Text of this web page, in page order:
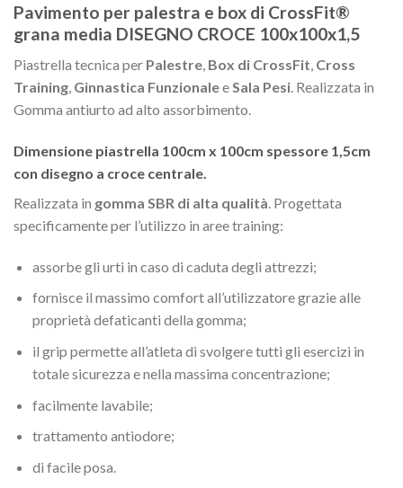
Pavimento per palestra e box di CrossFit®
grana media DISEGNO CROCE 100x100x1,5
Piastrella tecnica per Palestre, Box di CrossFit, Cross
Training, Ginnastica FunzionaleeSala Pesi. Realizzata in
Gomma antiurto ad alto assorbimento.
Dimensione piastrella 100cm x 100cm spessore 1,5cm
con disegno a croce centrale.
Realizzata in gomma SBR di alta qualità. Progettata
specificamente per l’utilizzo in aree training:
assorbe gli urti in caso di caduta degli attrezzi;
fornisce il massimo comfort all’utilizzatore grazie alle
proprietà defaticanti della gomma;
il grip permette all’atleta di svolgere tutti gli esercizi in
totale sicurezza e nella massima concentrazione;
facilmente lavabile;
trattamento antiodore;
di facile posa.